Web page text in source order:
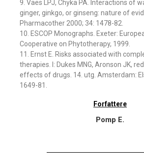
9. Vaes LPJ, Chyka PA. Interactions of
ginger, ginkgo, or ginseng: nature of
Pharmacother 2000; 34: 1478-82.
10. ESCOP Monographs. Exeter:
Cooperative on Phytotherapy, 1999.
11. Ernst E. Risks associated with
therapies. I: Dukes MNG, Aronson JK,
effects of drugs. 14. utg. Amsterdam:
1649-81.
Forfattere
Pomp E.